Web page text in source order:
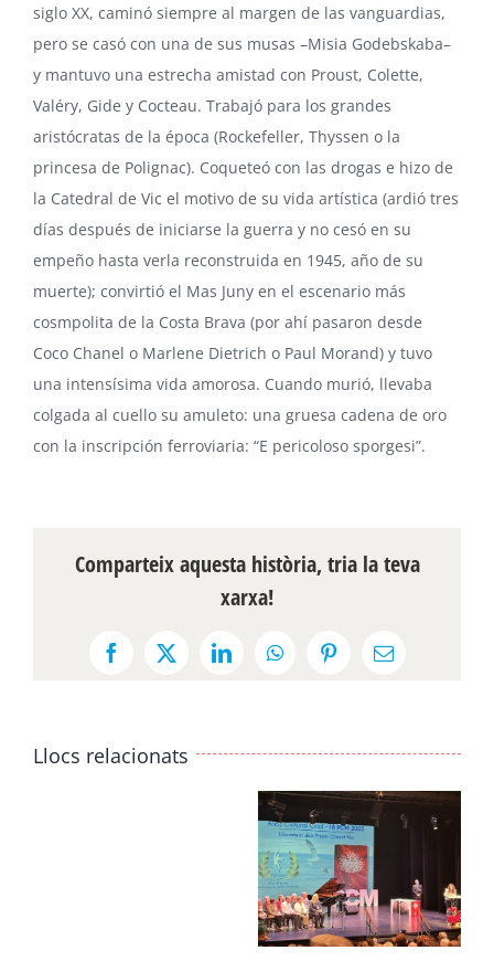
siglo XX, caminó siempre al margen de las vanguardias,
pero se casó con una de sus musas –Misia Godebskaba–
y mantuvo una estrecha amistad con Proust, Colette,
Valéry, Gide y Cocteau. Trabajó para los grandes
aristócratas de la época (Rockefeller, Thyssen o la
princesa de Polignac). Coqueteó con las drogas e hizo de
la Catedral de Vic el motivo de su vida artística (ardió tres
días después de iniciarse la guerra y no cesó en su
empeño hasta verla reconstruida en 1945, año de su
muerte); convirtió el Mas Juny en el escenario más
cosmpolita de la Costa Brava (por ahí pasaron desde
Coco Chanel o Marlene Dietrich o Paul Morand) y tuvo
una intensísima vida amorosa. Cuando murió, llevaba
colgada al cuello su amuleto: una gruesa cadena de oro
con la inscripción ferroviaria: “E pericoloso sporgesi”.
Comparteix aquesta història, tria la teva
xarxa!
Facebook
X LinkedInWhatsAppPinterestEmail:
Llocs relacionats